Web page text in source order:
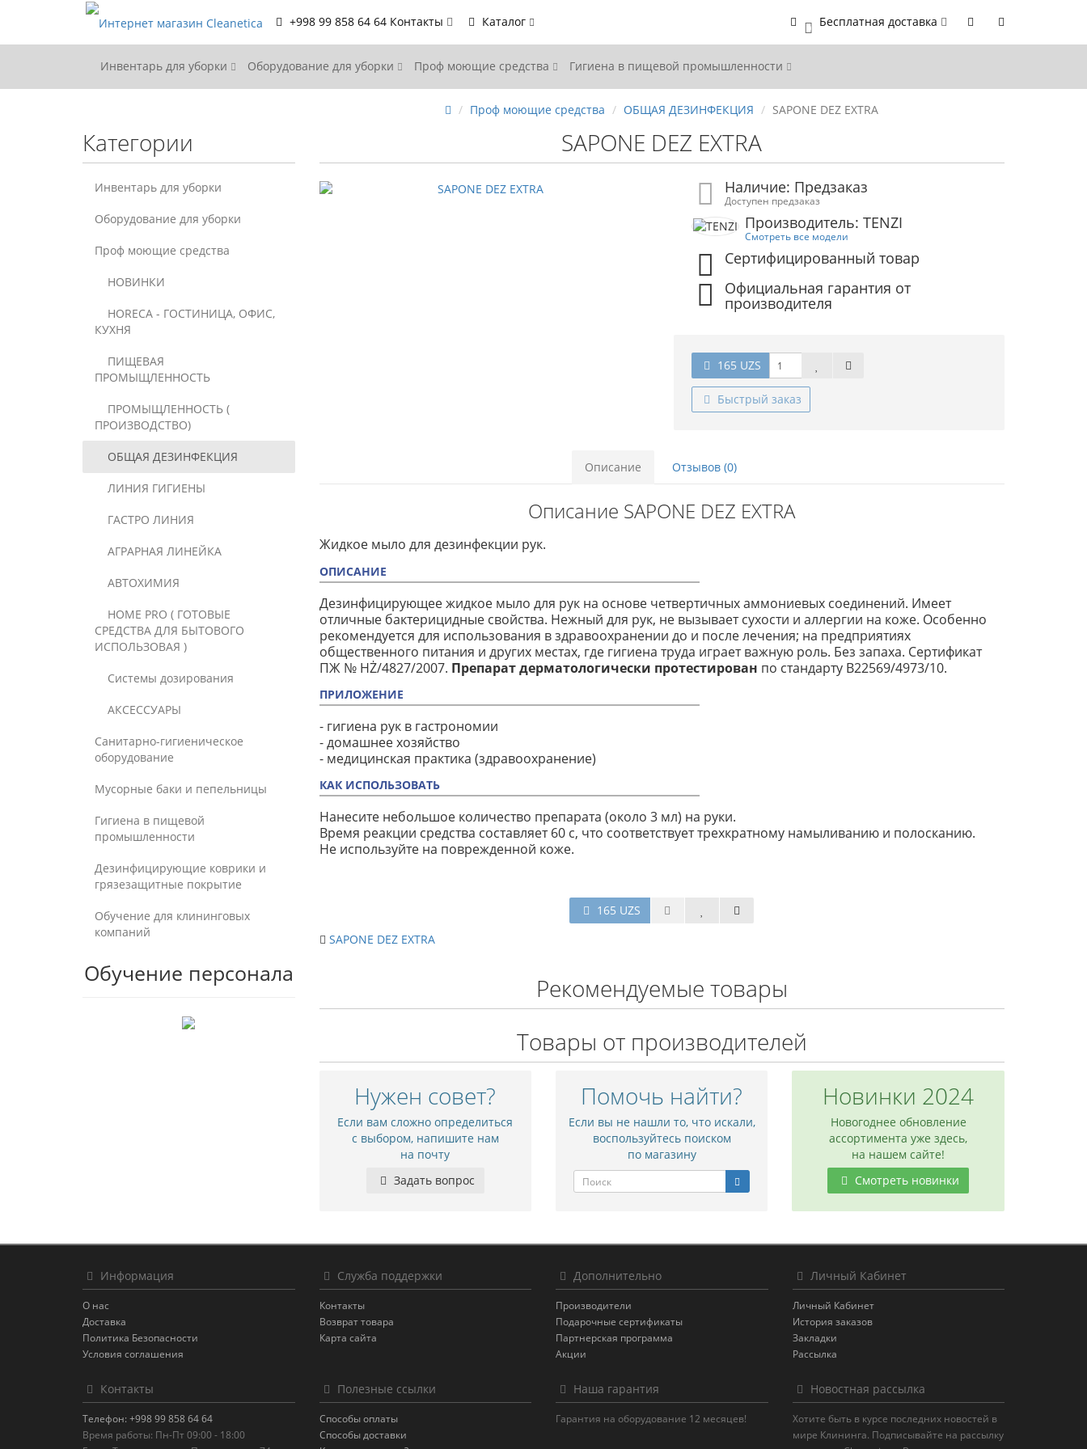
+998 99 858 64 64 Контакты Каталог 0 Бесплатная доставка
Инвентарь для уборки Оборудование для уборки Проф моющие средства Гигиена в пищевой промышленности
Категории
Инвентарь для уборки
Оборудование для уборки
Проф моющие средства
НОВИНКИ
HORECA - ГОСТИНИЦА, ОФИС,
КУХНЯ
ПИЩЕВАЯ
ПРОМЫЩЛЕННОСТЬ
ПРОМЫЩЛЕННОСТЬ (
ПРОИЗВОДСТВО)
ОБЩАЯ ДЕЗИНФЕКЦИЯ
ЛИНИЯ ГИГИЕНЫ
ГАСТРО ЛИНИЯ
АГРАРНАЯ ЛИНЕЙКА
АВТОХИМИЯ
HOME PRO ( ГОТОВЫЕ
СРЕДСТВА ДЛЯ БЫТОВОГО
ИСПОЛЬЗОВАЯ )
Системы дозирования
АКСЕССУАРЫ
Санитарно-гигиеническое
оборудование
Мусорные баки и пепельницы
Гигиена в пищевой
промышленности
Дезинфицирующие коврики и
грязезащитные покрытие
Обучение для клининговых
компаний
Обучение персонала
Проф моющие средства ОБЩАЯ ДЕЗИНФЕКЦИЯ SAPONE DEZ EXTRA
SAPONE DEZ EXTRA
Наличие: Предзаказ
Доступен предзаказ
Производитель: TENZI
Смотреть все модели
Сертифицированный товар
Официальная гарантия от
производителя
165 UZS
Быстрый заказ
Описание Отзывов (0)
Описание SAPONE DEZ EXTRA
Жидкое мыло для дезинфекции рук.
ОПИСАНИЕ
Дезинфицирующее жидкое мыло для рук на основе четвертичных аммониевых соединений. Имеет
отличные бактерицидные свойства. Нежный для рук, не вызывает сухости и аллергии на коже. Особенно
рекомендуется для использования в здравоохранении до и после лечения; на предприятиях
общественного питания и других местах, где гигиена труда играет важную роль. Без запаха. Сертификат
ПЖ № HŻ/4827/2007. Препарат дерматологически протестирован по стандарту B22569/4973/10.
ПРИЛОЖЕНИЕ
- гигиена рук в гастрономии
- домашнее хозяйство
- медицинская практика (здравоохранение)
КАК ИСПОЛЬЗОВАТЬ
Нанесите небольшое количество препарата (около 3 мл) на руки.
Время реакции средства составляет 60 с, что соответствует трехкратному намыливанию и полосканию.
Не используйте на поврежденной коже.
165 UZS
SAPONE DEZ EXTRA
Рекомендуемые товары
Товары от производителей
Нужен совет?
Если вам сложно определиться
с выбором, напишите нам
на почту
Задать вопрос
Помочь найти?
Если вы не нашли то, что искали,
воспользуйтесь поиском
по магазину
Новинки 2024
Новогоднее обновление
ассортимента уже здесь,
на нашем сайте!
Смотреть новинки
Информация
О нас
Доставка
Политика Безопасности
Условия соглашения
Служба поддержки
Контакты
Возврат товара
Карта сайта
Дополнительно
Производители
Подарочные сертификаты
Партнерская программа
Акции
Личный Кабинет
Личный Кабинет
История заказов
Закладки
Рассылка
Контакты
Телефон: +998 99 858 64 64
Время работы: Пн-Пт 09:00 - 18:00
Полезные ссылки
Способы оплаты
Способы доставки
Наша гарантия
Гарантия на оборудование 12 месяцев!
Новостная рассылка
Хотите быть в курсе последних новостей в
мире Клининга. Подписывайте на рассылку